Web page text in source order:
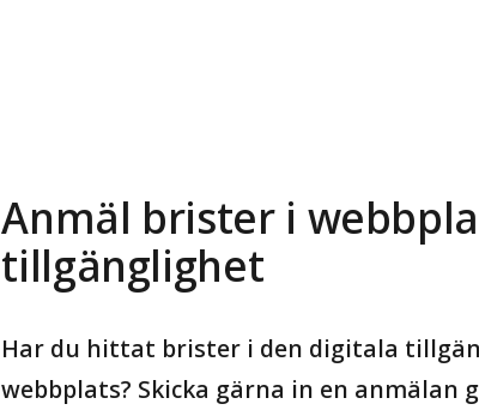
Anmäl brister i
tillgänglighet
Har du hittat brister i den digitala
webbplats? Skicka gärna in en